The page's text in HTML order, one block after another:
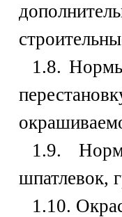
1.8.
1.9.
шпатлевок,
1.10.